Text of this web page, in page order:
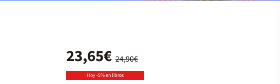
24,90€
23,65€
Hoy -5% en libros